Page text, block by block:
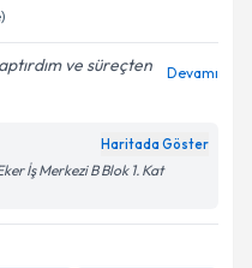
ve süreçten
Devamı
Haritada Göster
İş Merkezi B Blok 1. Kat